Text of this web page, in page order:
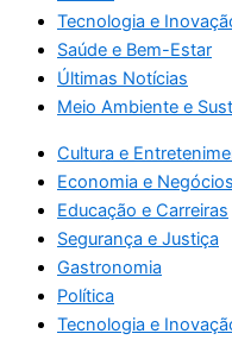
Tecnologia e
Saúde e Bem-Estar
Últimas Notícias
Meio Ambiente e
Cultura e
Economia e Negócios
Educação e Carreiras
Segurança e Justiça
Gastronomia
Política
Tecnologia e